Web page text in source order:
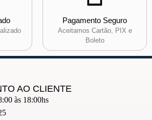
Pagamento Seguro
Aceitamos Cartão, PIX e
Boleto
AO CLIENTE
às 18:00hs